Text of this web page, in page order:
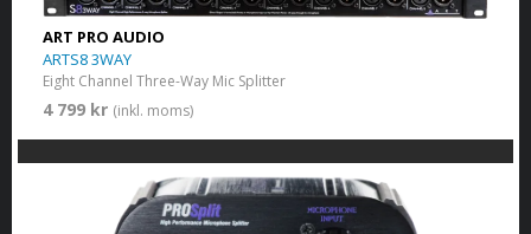
ART PRO AUDIO
ARTS8 3WAY
Eight Channel Three-Way Mic Splitter
4 799 kr (inkl. moms)